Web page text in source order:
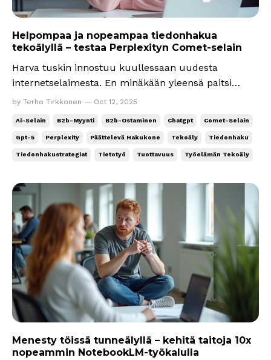
Helpompaa ja nopeampaa tiedonhakua
tekoälyllä – testaa Perplexityn Comet-selain
Harva tuskin innostuu kuullessaan uudesta
internetselaimesta. En minäkään yleensä paitsi
muutama viikko sitten, kun tekoälyvaikuttaja Pasi
Chromen, Safarin ja Edgen käyttöäni, jokaiselle on
paikka liiketoiminn...
by Terho Tirkkonen — Oct 12, 2025
Ai-Selain B2b-Myynti B2b-Ostaminen Chatgpt Comet-Selain
Gpt-5 Perplexity Päättelevä Hakukone Tekoäly Tiedonhaku
Tiedonhakustrategiat Tietotyö Tuottavuus Työelämän Tekoäly
Menesty töissä tunneälyllä – kehitä taitoja 10x
nopeammin NotebookLM-työkalulla